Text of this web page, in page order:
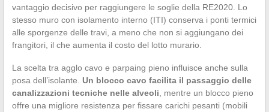
vantaggio decisivo per raggiungere le soglie della RE2020. Lo
stesso muro con isolamento interno (ITI) conserva i ponti termici
alle sporgenze delle travi, a meno che non si aggiungano dei
frangitori, il che aumenta il costo del lotto murario.
La scelta tra agglo cavo e parpaing pieno influisce anche sulla
posa dell’isolante. Un blocco cavo facilita il passaggio delle
canalizzazioni tecniche nelle alveoli , mentre un blocco pieno
offre una migliore resistenza per fissare carichi pesanti (mobili